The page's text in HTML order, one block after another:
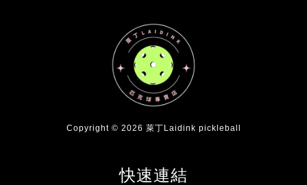
Copyright © 2026 萊丁Laidink pickleball
快速連結